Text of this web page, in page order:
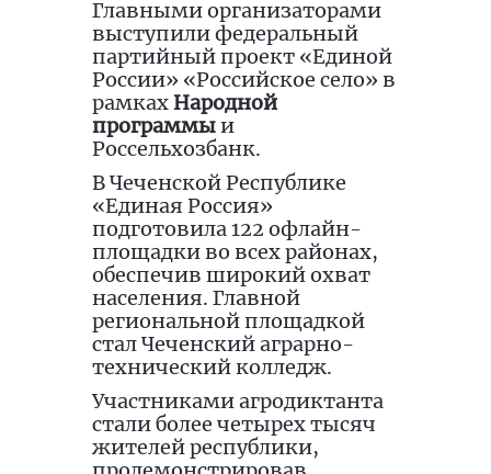
Главными организаторами
выступили федеральный
партийный проект «Единой
России» «Российское село» в
рамках Народной
программыи
Россельхозбанк.
В Чеченской Республике
«Единая Россия»
подготовила 122 офлайн-
площадки во всех районах,
обеспечив широкий охват
населения. Главной
региональной площадкой
стал Чеченский аграрно-
технический колледж.
Участниками агродиктанта
стали более четырех тысяч
жителей республики,